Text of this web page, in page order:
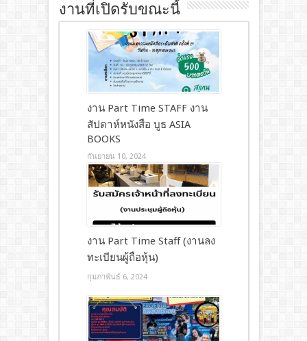
งานที่เปิดรับขณะนี้
งาน Part Time STAFF งาน
สัปดาห์หนังสือ บูธ ASIA
BOOKS
กันยายน 10, 2024
งาน Part Time Staff (งานลง
ทะเบียนผู้ถือหุ้น)
กุมภาพันธ์ 6, 2024